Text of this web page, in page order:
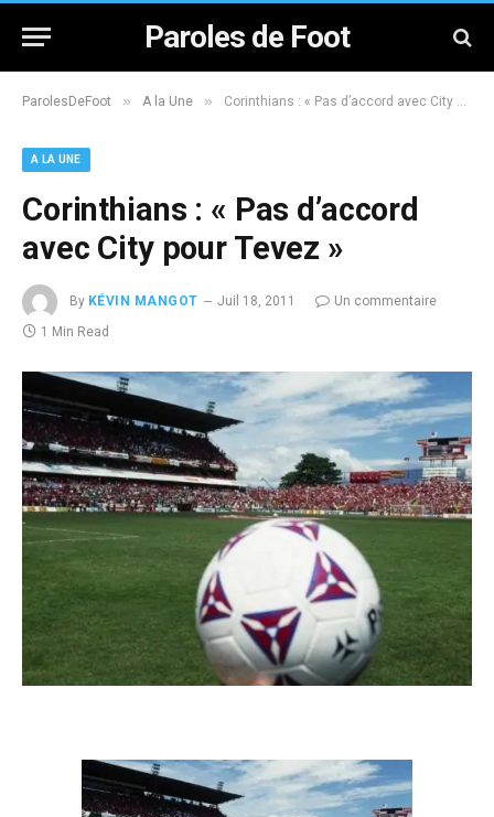
Paroles de Foot
ParolesDeFoot » A la Une » Corinthians : « Pas d’accord avec City pour Tevez »
A LA UNE
Corinthians : « Pas d’accord
avec City pour Tevez »
By KÉVIN MANGOT Juil 18, 2011
Un commentaire
1 Min Read